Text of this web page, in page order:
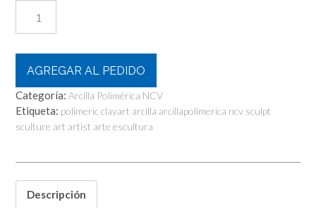
Arcilla
Polimérica
Hobby
Color
250gr
Horneable!!
SIN
AGREGAR AL PEDIDO
Categoría: Arcilla Polimérica NCV
Etiqueta: polimeric clayart arcilla arcillapolimerica ncv sculpt
sculture art artist arte escultura
Descripción